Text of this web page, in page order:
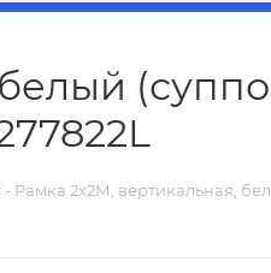
- Рамка 2х2М, вертикальная,